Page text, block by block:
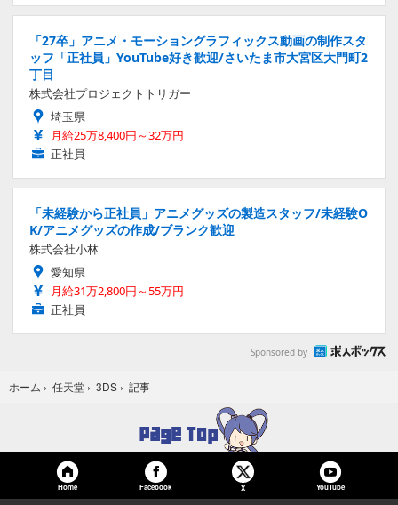
「27卒」アニメ・モーショングラフィックス動画の制作スタ
ッフ「正社員」YouTube好き歓迎/さいたま市大宮区大門町2
丁目
株式会社プロジェクトトリガー
埼玉県
月給25万8,400円～32万円
正社員
「未経験から正社員」アニメグッズの製造スタッフ/未経験O
K/アニメグッズの作成/ブランク歓迎
株式会社小林
愛知県
月給31万2,800円～55万円
正社員
Sponsored by
ホーム › 任天堂 › 3DS › 記事
Home Facebook X YouTube